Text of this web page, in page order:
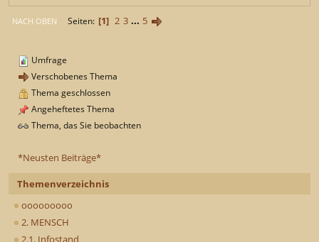
*Neusten Beiträge*
Themenverzeichnis
ooooooooo
2. MENSCH
2.1. Infostand
NACH OBEN Seiten 1 2 3 ... 5
Umfrage
Verschobenes Thema
Thema geschlossen
Angeheftetes Thema
Thema, das Sie beobachten